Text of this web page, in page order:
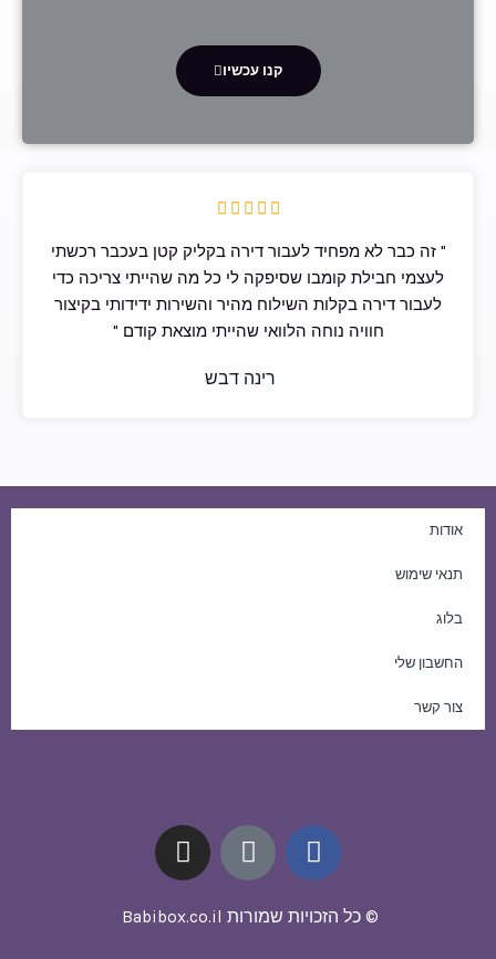
קנו עכשיו





5
" זה כבר לא מפחיד לעבור דירה בקליק קטן בעכבר רכשתי
לעצמי חבילת קומבו שסיפקה לי כל מה שהייתי צריכה כדי
לעבור דירה בקלות השילוח מהיר והשירות ידידותי בקיצור
חוויה נוחה הלוואי שהייתי מוצאת קודם "
רינה דבש
אודות
תנאי שימוש
בלוג
החשבון שלי
צור קשר
F
a
e
T
i
t
I
n
t
© כל הזכויות שמורות Babibox.co.il